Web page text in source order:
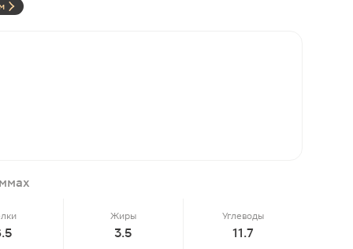
Жиры
3.5
Углеводы
11.7